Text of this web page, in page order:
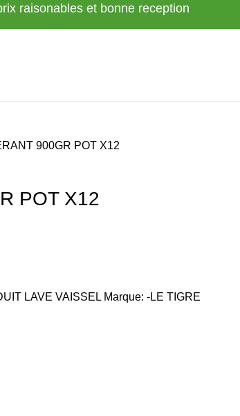
raisonables et bonne reception
900GR POT X12
POT X12
LAVE VAISSEL Marque: -LE TIGRE